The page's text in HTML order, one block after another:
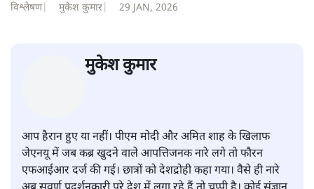
क्यों
विश्लेषण| मुकेश कुमार | 29 JAN, 2026